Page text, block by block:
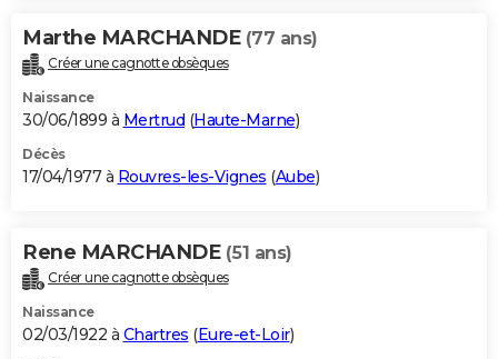
Marthe MARCHANDE (77 ans)
Créer une cagnotte obsèques
Naissance
30/06/1899 à Mertrud (Haute-Marne)
Décès
17/04/1977 à Rouvres-les-Vignes (Aube)
Rene MARCHANDE (51 ans)
Créer une cagnotte obsèques
Naissance
02/03/1922 à Chartres (Eure-et-Loir)